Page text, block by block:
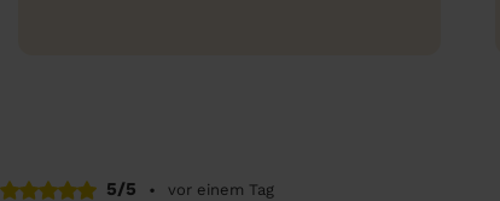
5/5 •
vor einem Tag